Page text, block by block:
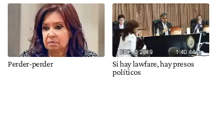
Perder-perder
Si hay lawfare, hay presos
políticos